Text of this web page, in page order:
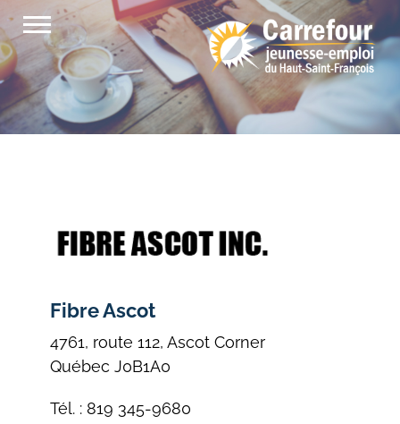
Passer
au
contenu
Fibre Ascot
4761, route 112, Ascot Corner
Québec J0B1A0
Tél. : 819 345-9680